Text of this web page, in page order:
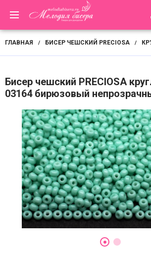
ГЛАВНАЯ / БИСЕР ЧЕШСКИЙ PRECIOSA /
Бисер чешский PRECIOSA
03164 бирюзовый